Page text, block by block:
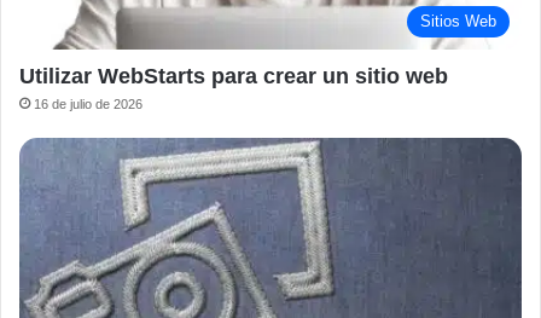
Sitios Web
Utilizar WebStarts para crear un sitio web
16 de julio de 2026